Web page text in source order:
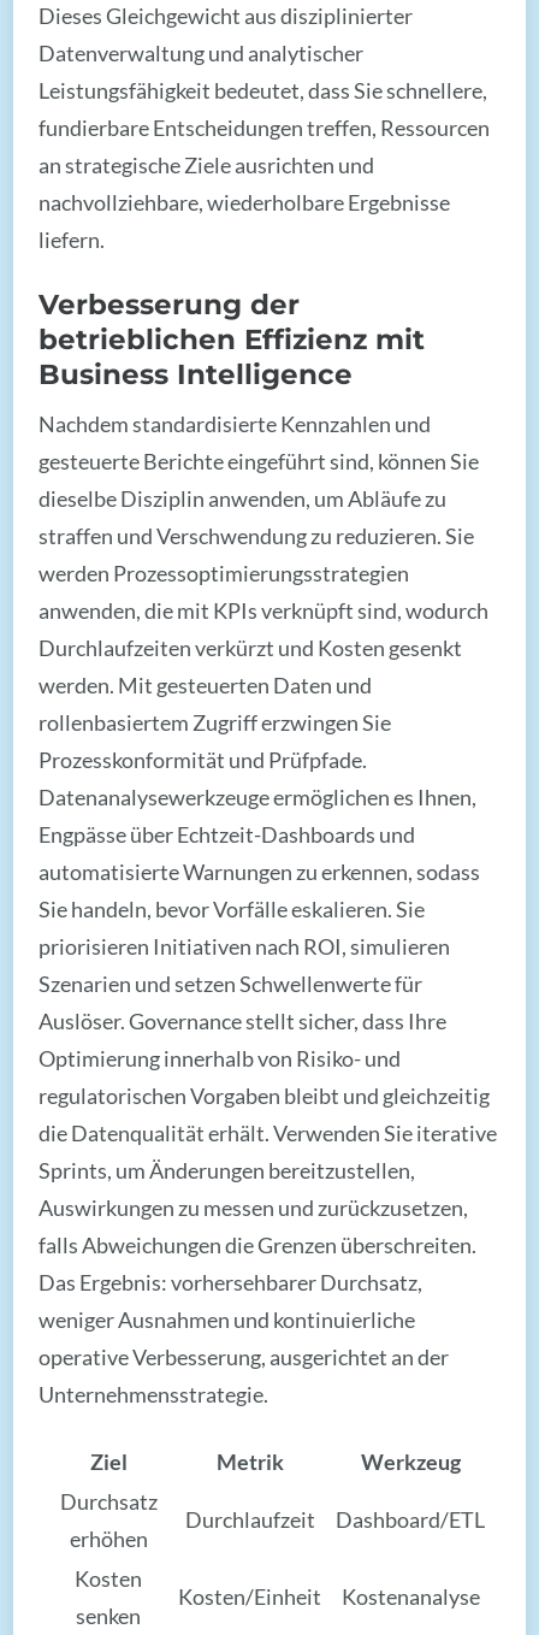
Dieses Gleichgewicht aus disziplinierter
Datenverwaltung und analytischer
Leistungsfähigkeit bedeutet, dass Sie schnellere,
fundierbare Entscheidungen treffen, Ressourcen
an strategische Ziele ausrichten und
nachvollziehbare, wiederholbare Ergebnisse
liefern.
Verbesserung der
betrieblichen Effizienz mit
Business Intelligence
Nachdem standardisierte Kennzahlen und
gesteuerte Berichte eingeführt sind, können Sie
dieselbe Disziplin anwenden, um Abläufe zu
straffen und Verschwendung zu reduzieren. Sie
werden Prozessoptimierungsstrategien
anwenden, die mit KPIs verknüpft sind, wodurch
Durchlaufzeiten verkürzt und Kosten gesenkt
werden. Mit gesteuerten Daten und
rollenbasiertem Zugriff erzwingen Sie
Prozesskonformität und Prüfpfade.
Datenanalysewerkzeuge ermöglichen es Ihnen,
Engpässe über Echtzeit-Dashboards und
automatisierte Warnungen zu erkennen, sodass
Sie handeln, bevor Vorfälle eskalieren. Sie
priorisieren Initiativen nach ROI, simulieren
Szenarien und setzen Schwellenwerte für
Auslöser. Governance stellt sicher, dass Ihre
Optimierung innerhalb von Risiko- und
regulatorischen Vorgaben bleibt und gleichzeitig
die Datenqualität erhält. Verwenden Sie iterative
Sprints, um Änderungen bereitzustellen,
Auswirkungen zu messen und zurückzusetzen,
falls Abweichungen die Grenzen überschreiten.
Das Ergebnis: vorhersehbarer Durchsatz,
weniger Ausnahmen und kontinuierliche
operative Verbesserung, ausgerichtet an der
Unternehmensstrategie.
Ziel Metrik
Werkzeug
Durchsatz
erhöhen
Durchlaufzeit Dashboard/ETL
Kosten
senken
Kosten/Einheit Kostenanalyse